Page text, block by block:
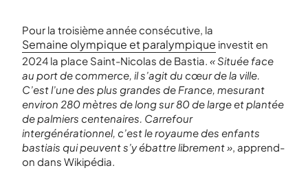
Pour la troisième année consécutive, la
Semaine olympique et paralympique investit en
2024 la place Saint-Nicolas de Bastia. « Située face
au port de commerce, il s’agit du cœur de la ville.
C’est l’une des plus grandes de France, mesurant
environ 280 mètres de long sur 80 de large et plantée
de palmiers centenaires. Carrefour
intergénérationnel, c’est le royaume des enfants
bastiais qui peuvent s’y ébattre librement », apprend-
on dans Wikipédia.